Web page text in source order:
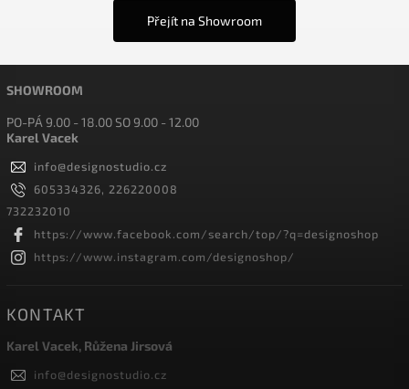
Přejít na Showroom
SHOWROOM
PO-PÁ 9.00 - 18.00 SO 9.00 - 12.00
Karel Vacek
info@designostudio.cz
605334326, 226220008
732232010
https://www.facebook.com/search/top/?q=designoshop
https://www.instagram.com/designoshop/
KONTAKT
Karel Vacek, Růžena Jirsová
info@designostudio.cz